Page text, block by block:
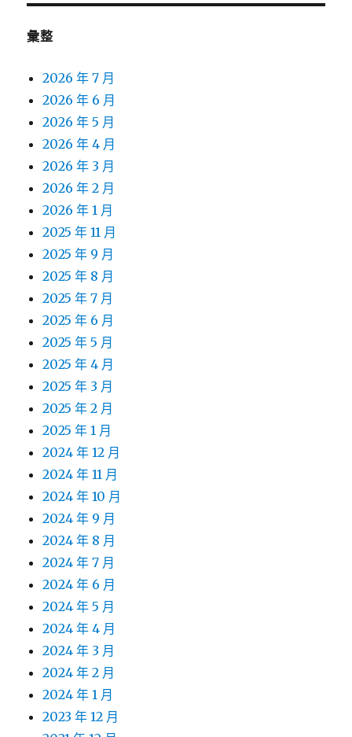
彙整
2026 年 7 月
2026 年 6 月
2026 年 5 月
2026 年 4 月
2026 年 3 月
2026 年 2 月
2026 年 1 月
2025 年 11 月
2025 年 9 月
2025 年 8 月
2025 年 7 月
2025 年 6 月
2025 年 5 月
2025 年 4 月
2025 年 3 月
2025 年 2 月
2025 年 1 月
2024 年 12 月
2024 年 11 月
2024 年 10 月
2024 年 9 月
2024 年 8 月
2024 年 7 月
2024 年 6 月
2024 年 5 月
2024 年 4 月
2024 年 3 月
2024 年 2 月
2024 年 1 月
2023 年 12 月